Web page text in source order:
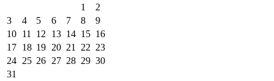
1
2
3
4 5 6 7 8
9
10 11 12 13 14 15 16
17 18 19 20 21 22 23
24 25 26 27 28 29 30
31